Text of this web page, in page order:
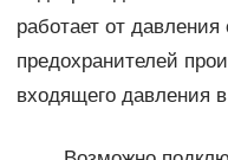
работает от
предохранителей
входящего давления